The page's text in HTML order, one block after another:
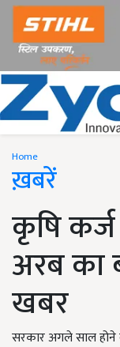
Home
ख़बरें
कृषि
अरब का
खबर
सरकार अगले साल होने